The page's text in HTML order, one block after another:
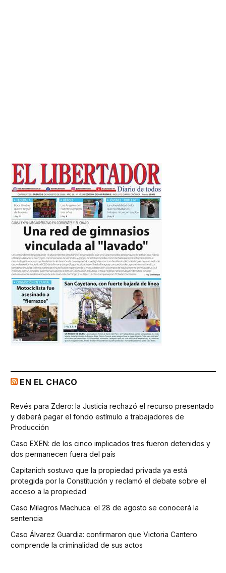
EN EL CHACO
Revés para Zdero: la Justicia rechazó el recurso presentado
y deberá pagar el fondo estímulo a trabajadores de
Producción
Caso EXEN: de los cinco implicados tres fueron detenidos y
dos permanecen fuera del país
Capitanich sostuvo que la propiedad privada ya está
protegida por la Constitución y reclamó el debate sobre el
acceso a la propiedad
Caso Milagros Machuca: el 28 de agosto se conocerá la
sentencia
Caso Álvarez Guardia: confirmaron que Victoria Cantero
comprende la criminalidad de sus actos